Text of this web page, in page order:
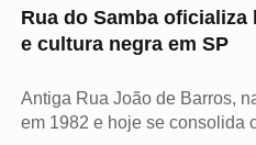
Rua do Samba
e cultura negra em SP
Antiga Rua João de Barros,
em 1982 e hoje se consolida